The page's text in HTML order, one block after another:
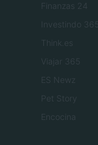
Finanzas 24
Investindo 365
Think.es
Viajar 365
ES Newz
Pet Story
Encocina